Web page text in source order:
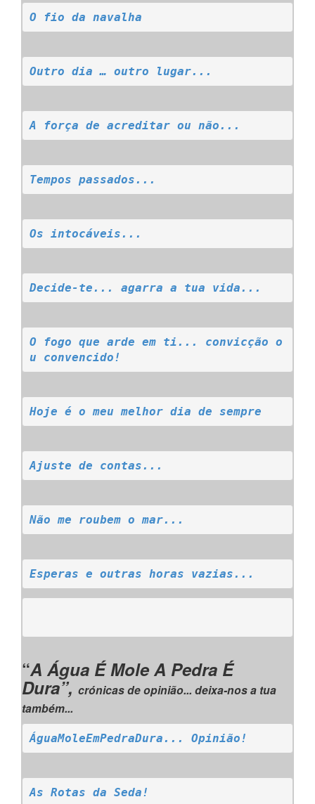
O fio da navalha
Outro dia … outro lugar...
A força de acreditar ou não...
Tempos passados...
Os intocáveis...
Decide-te... agarra a tua vida...
O fogo que arde em ti... convicção o
u convencido!
Hoje é o meu melhor dia de sempre
Ajuste de contas...
Não me roubem o mar...
Esperas e outras horas vazias...
“A Água É Mole A Pedra É
Dura”, crónicas de opinião... deixa-nos a tua
também...
ÁguaMoleEmPedraDura... Opinião!
As Rotas da Seda!